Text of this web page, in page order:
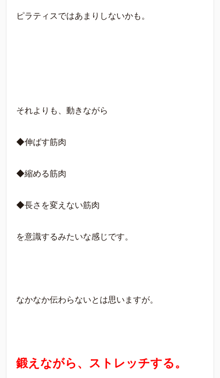
ピラティスではあまりしないかも。
それよりも、動きながら
◆伸ばす筋肉
◆縮める筋肉
◆長さを変えない筋肉
を意識するみたいな感じです。
なかなか伝わらないとは思いますが。
鍛えながら、ストレッチする。